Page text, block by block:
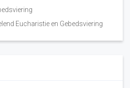
Eucharistie en Gebedsviering